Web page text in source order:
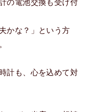
の電池交換も受け付
かな？」という方
計も、心を込めて対